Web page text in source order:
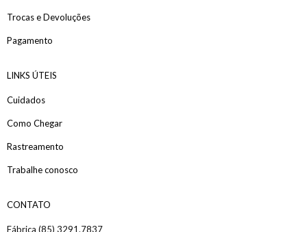
Trocas e Devoluções
Pagamento
LINKS ÚTEIS
Cuidados
Como Chegar
Rastreamento
Trabalhe conosco
CONTATO
Fábrica (85) 3291.7837